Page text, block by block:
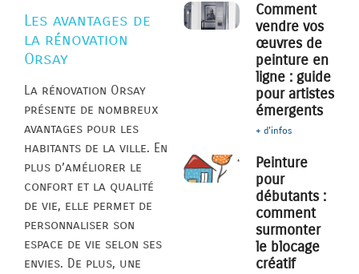
Les avantages de
la rénovation
Orsay
La rénovation Orsay
présente de nombreux
avantages pour les
habitants de la ville. En
plus d’améliorer le
confort et la qualité
de vie, elle permet de
personnaliser son
espace de vie selon ses
envies. De plus, une
Comment
vendre vos
œuvres de
peinture en
ligne : guide
pour artistes
émergents
+ d'infos
Peinture
pour
débutants :
comment
surmonter
le blocage
créatif